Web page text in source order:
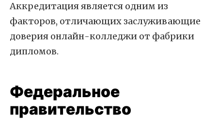
Аккредитация является одним из
факторов, отличающих заслуживающие
доверия онлайн-колледжи от фабрики
дипломов.
Федеральное
правительство